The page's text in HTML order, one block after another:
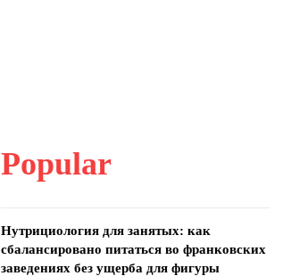
Popular
Нутрициология для занятых: как
сбалансировано питаться во франковских
заведениях без ущерба для фигуры